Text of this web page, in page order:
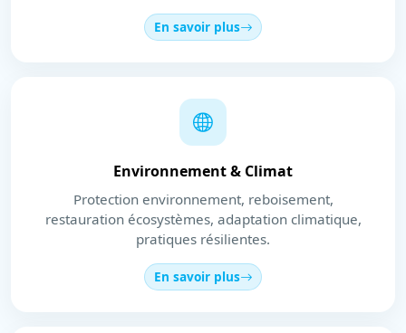
En savoir plus
Environnement & Climat
Protection environnement, reboisement,
restauration écosystèmes, adaptation climatique,
pratiques résilientes.
En savoir plus